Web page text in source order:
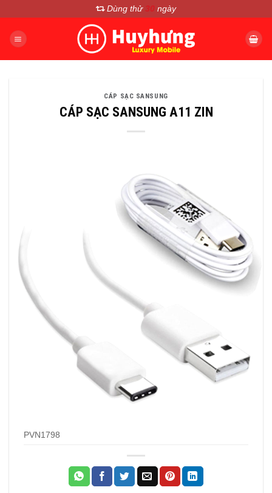
nội
Dùng thử 30 ngày
CÁP SẠC SANSUNG
CÁP SẠC SANSUNG A11 ZIN
PVN1798